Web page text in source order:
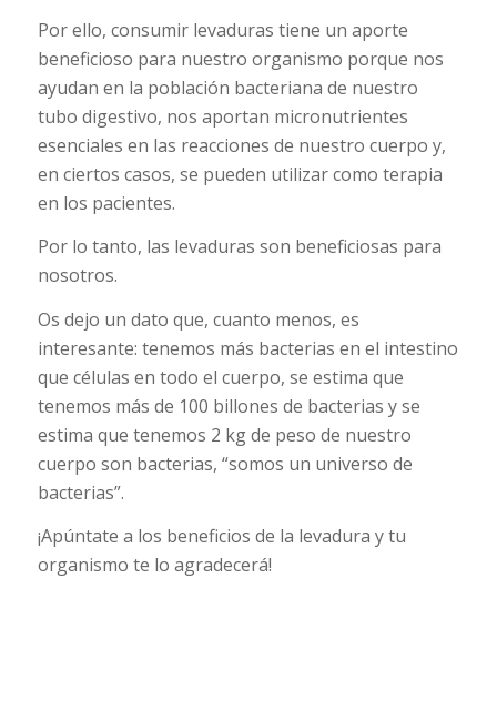
Por ello, consumir levaduras tiene un aporte
beneficioso para nuestro organismo porque nos
ayudan en la población bacteriana de nuestro
tubo digestivo, nos aportan micronutrientes
esenciales en las reacciones de nuestro cuerpo y,
en ciertos casos, se pueden utilizar como terapia
en los pacientes.
Por lo tanto, las levaduras son beneficiosas para
nosotros.
Os dejo un dato que, cuanto menos, es
interesante: tenemos más bacterias en el intestino
que células en todo el cuerpo, se estima que
tenemos más de 100 billones de bacterias y se
estima que tenemos 2 kg de peso de nuestro
cuerpo son bacterias, “somos un universo de
bacterias”.
¡Apúntate a los beneficios de la levadura y tu
organismo te lo agradecerá!